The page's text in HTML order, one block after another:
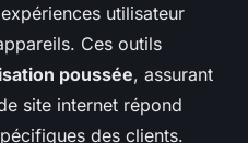
utilisateur
Ces outils
poussée, assurant
site internet répond
des clients.